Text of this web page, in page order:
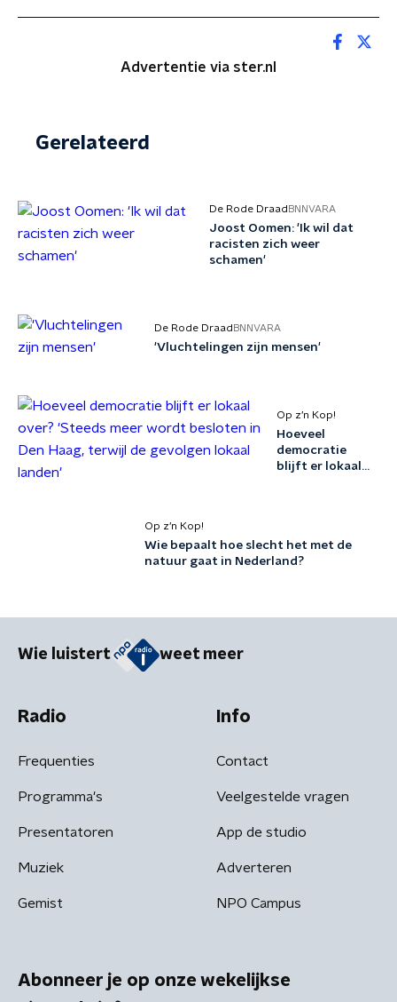
Advertentie via ster.nl
Gerelateerd
De Rode Draad BNNVARA
Joost Oomen: 'Ik wil dat
racisten zich weer
schamen'
De Rode Draad BNNVARA
'Vluchtelingen zijn mensen'
Op z’n Kop!
Hoeveel
democratie
blijft er lokaal
gevolgen lokaal
landen'
Op z’n Kop!
Wie bepaalt hoe slecht het met de
natuur gaat in Nederland?
Wie luistert weet meer
Radio
Frequenties
Programma's
Presentatoren
Muziek
Gemist
Info
Contact
Veelgestelde vragen
App de studio
Adverteren
NPO Campus
Abonneer je op onze wekelijkse